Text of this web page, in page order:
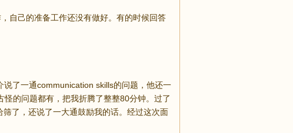
自己的准备工作还没有做好。有的时候回答
了一通communication skills的问题，他还一
的问题都有，把我折腾了整整80分钟。过了
了，还说了一大通鼓励我的话。经过这次面